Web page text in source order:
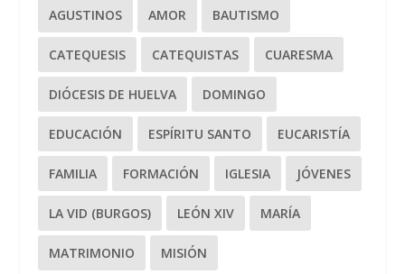
AGUSTINOS AMOR BAUTISMO
CATEQUESIS CATEQUISTAS CUARESMA
DIÓCESIS DE HUELVA DOMINGO
EDUCACIÓN ESPÍRITU SANTO EUCARISTÍA
FAMILIA FORMACIÓN IGLESIA JÓVENES
LA VID (BURGOS) LEÓN XIV MARÍA
MATRIMONIO MISIÓN